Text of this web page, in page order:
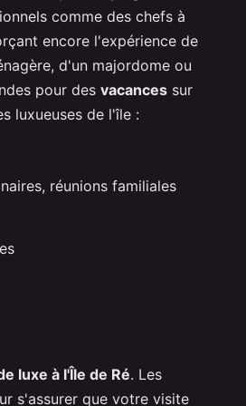
comme des chefs à
encore l'expérience de
d'un majordome ou
pour des vacances sur
luxueuses de l'île :
réunions familiales
luxe à l'Île de Ré. Les
s'assurer que votre visite